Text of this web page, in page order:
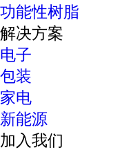
功能性树脂
解决方案
电子
包装
家电
新能源
加入我们